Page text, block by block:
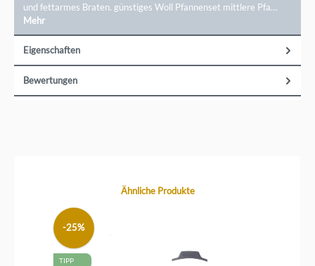
und fettarmes Braten. günstiges Woll Pfannenset mittlere Pfa…
Mehr
Eigenschaften
Bewertungen
Produktgalerie überspringenÄhnliche Produkte
-25%
TIPP